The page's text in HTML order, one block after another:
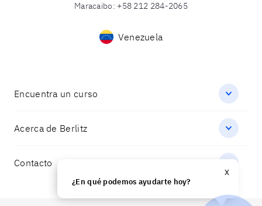
X
¿En qué podemos ayudarte hoy?
Maracaibo: +58 212 284-2065
Venezuela
Encuentra un curso
Acerca de Berlitz
Contacto